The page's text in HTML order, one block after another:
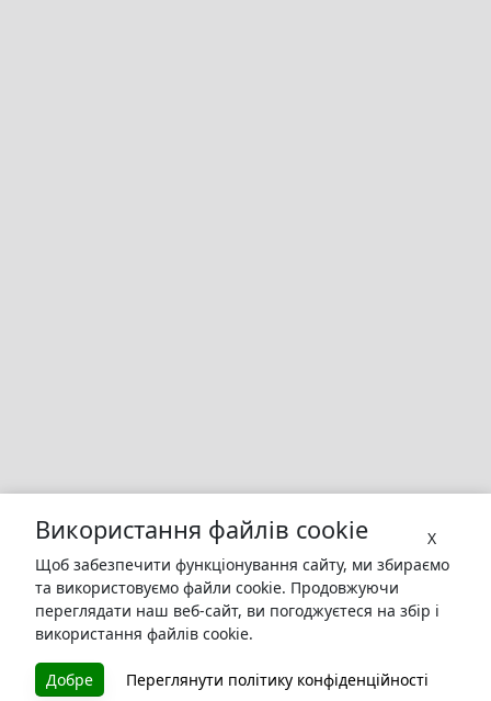
X
Використання файлів cookie
Щоб забезпечити функціонування сайту, ми збираємо
та використовуємо файли cookie. Продовжуючи
переглядати наш веб-сайт, ви погоджуєтеся на збір і
використання файлів cookie.
Добре Переглянути політику конфіденційності
БУКУРУК
Літературна платформа і бібліотека книг, які можна